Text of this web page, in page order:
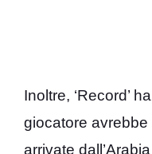
Inoltre, ‘Record’
giocatore avrebbe
arrivate